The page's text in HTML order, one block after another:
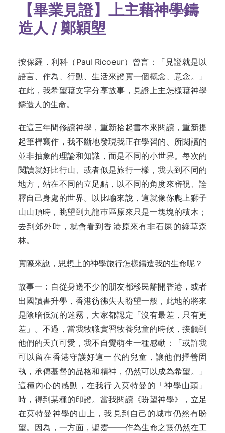
【畢業見證】上主藉神學鑄
造人 / 鄭穎塱
按保羅．利科（Paul Ricoeur）曾言：「見證就是以
語言、作為、行動、生活來證實一個概念、意念。」
在此，我希望藉文字分享故事，見證上主怎樣藉神學
鑄造人的生命。
在這三年間修讀神學，重新拾起書本來閱讀，重新提
起筆桿寫作，我不斷地發現我正在學習的、所閱讀的
並非抽象的理論和知識，而是不同的小世界。每次的
閱讀就好比行山、或者似是旅行一樣，我去到不同的
地方，站在不同的立足點，以不同的角度來審視、詮
釋自己身處的世界。以比喻來說，這就像你爬上獅子
山山頂時，眺望到九龍巿區原來只是一塊塊的積木；
去到郊外時，就會看到香港原來有非石屎的綠草森
林。
實際來說，思想上的神學旅行怎樣鑄造我的生命呢？
故事一：自從身邊不少的朋友都移民離開香港，或者
出國讀書升學，香港彷彿失去盼望一般，此地的將來
是陰暗低沉的迷霧，大家都認定「沒有最差，只有更
差」。不過，當我牧職實習牧養兒童的時候，接觸到
他們的天真可愛，我不自覺萌生一種感動：「或許我
可以留在香港守護好這一代的兒童，讓他們擇善固
執，承傳基督的品格和精神，仍然可以成為希望。」
這種內心的感動，在我行入莫特曼的「神學山頭」
時，得到某種的印證。當我閱讀《盼望神學》，立足
在莫特曼神學的山上，我見到自己的城巿仍然有盼
望。因為，一方面，聖靈——作為生命之靈仍然在工